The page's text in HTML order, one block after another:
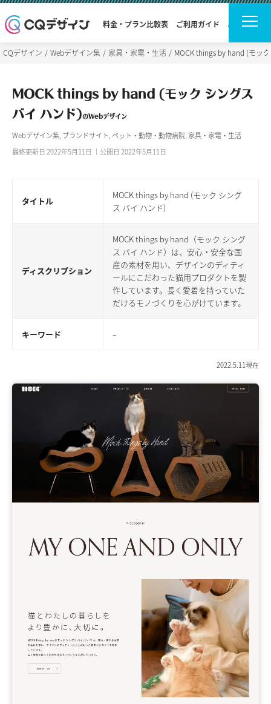
料金・プラン比較表 ご利用ガイド よくある質問
CQデザイン Webデザイン集 家具・家電・生活 MOCK things by hand (モッ
MOCK things by hand (モック シングス
バイ ハンド)のWebデザイン
Webデザイン集, ブランドサイト, ペット・動物・動物病院, 家具・家電・生活
最終更新日 2022年5月11日 ｜公開日 2022年5月11日
タイトル
MOCK things by hand (モック シング
ス バイ ハンド)
ディスクリプション
MOCK things by hand（モック シング
ス バイ ハンド）は、安心・安全な国
産の素材を用い、デザインのディティ
ールにこだわった猫用プロダクトを製
作しています。長く愛着を持っていた
だけるモノづくりを心がけています。
キーワード –
2022.5.11現在